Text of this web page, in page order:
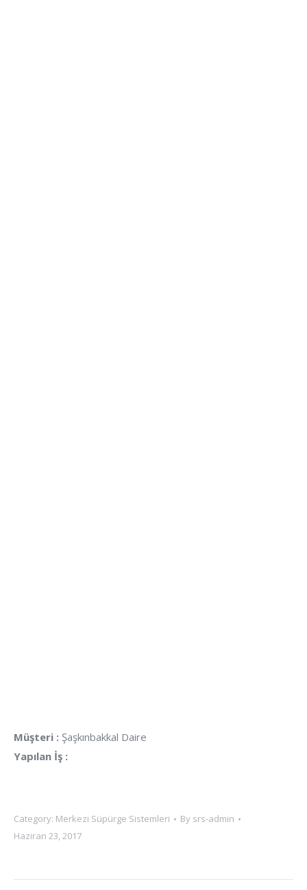
Müşteri : Şaşkınbakkal Daire
Yapılan İş :
Category: Merkezi Süpürge Sistemleri By srs-admin
Haziran 23, 2017